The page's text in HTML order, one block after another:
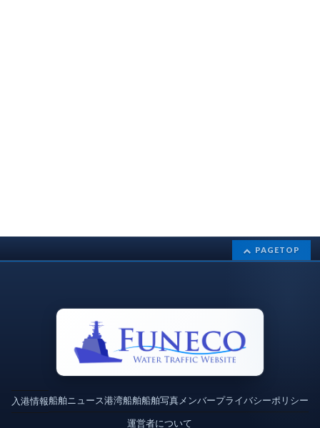
PAGETOP
入港情報船舶ニュース港湾船舶船舶写真メンバープライバシーポリシー
運営者について